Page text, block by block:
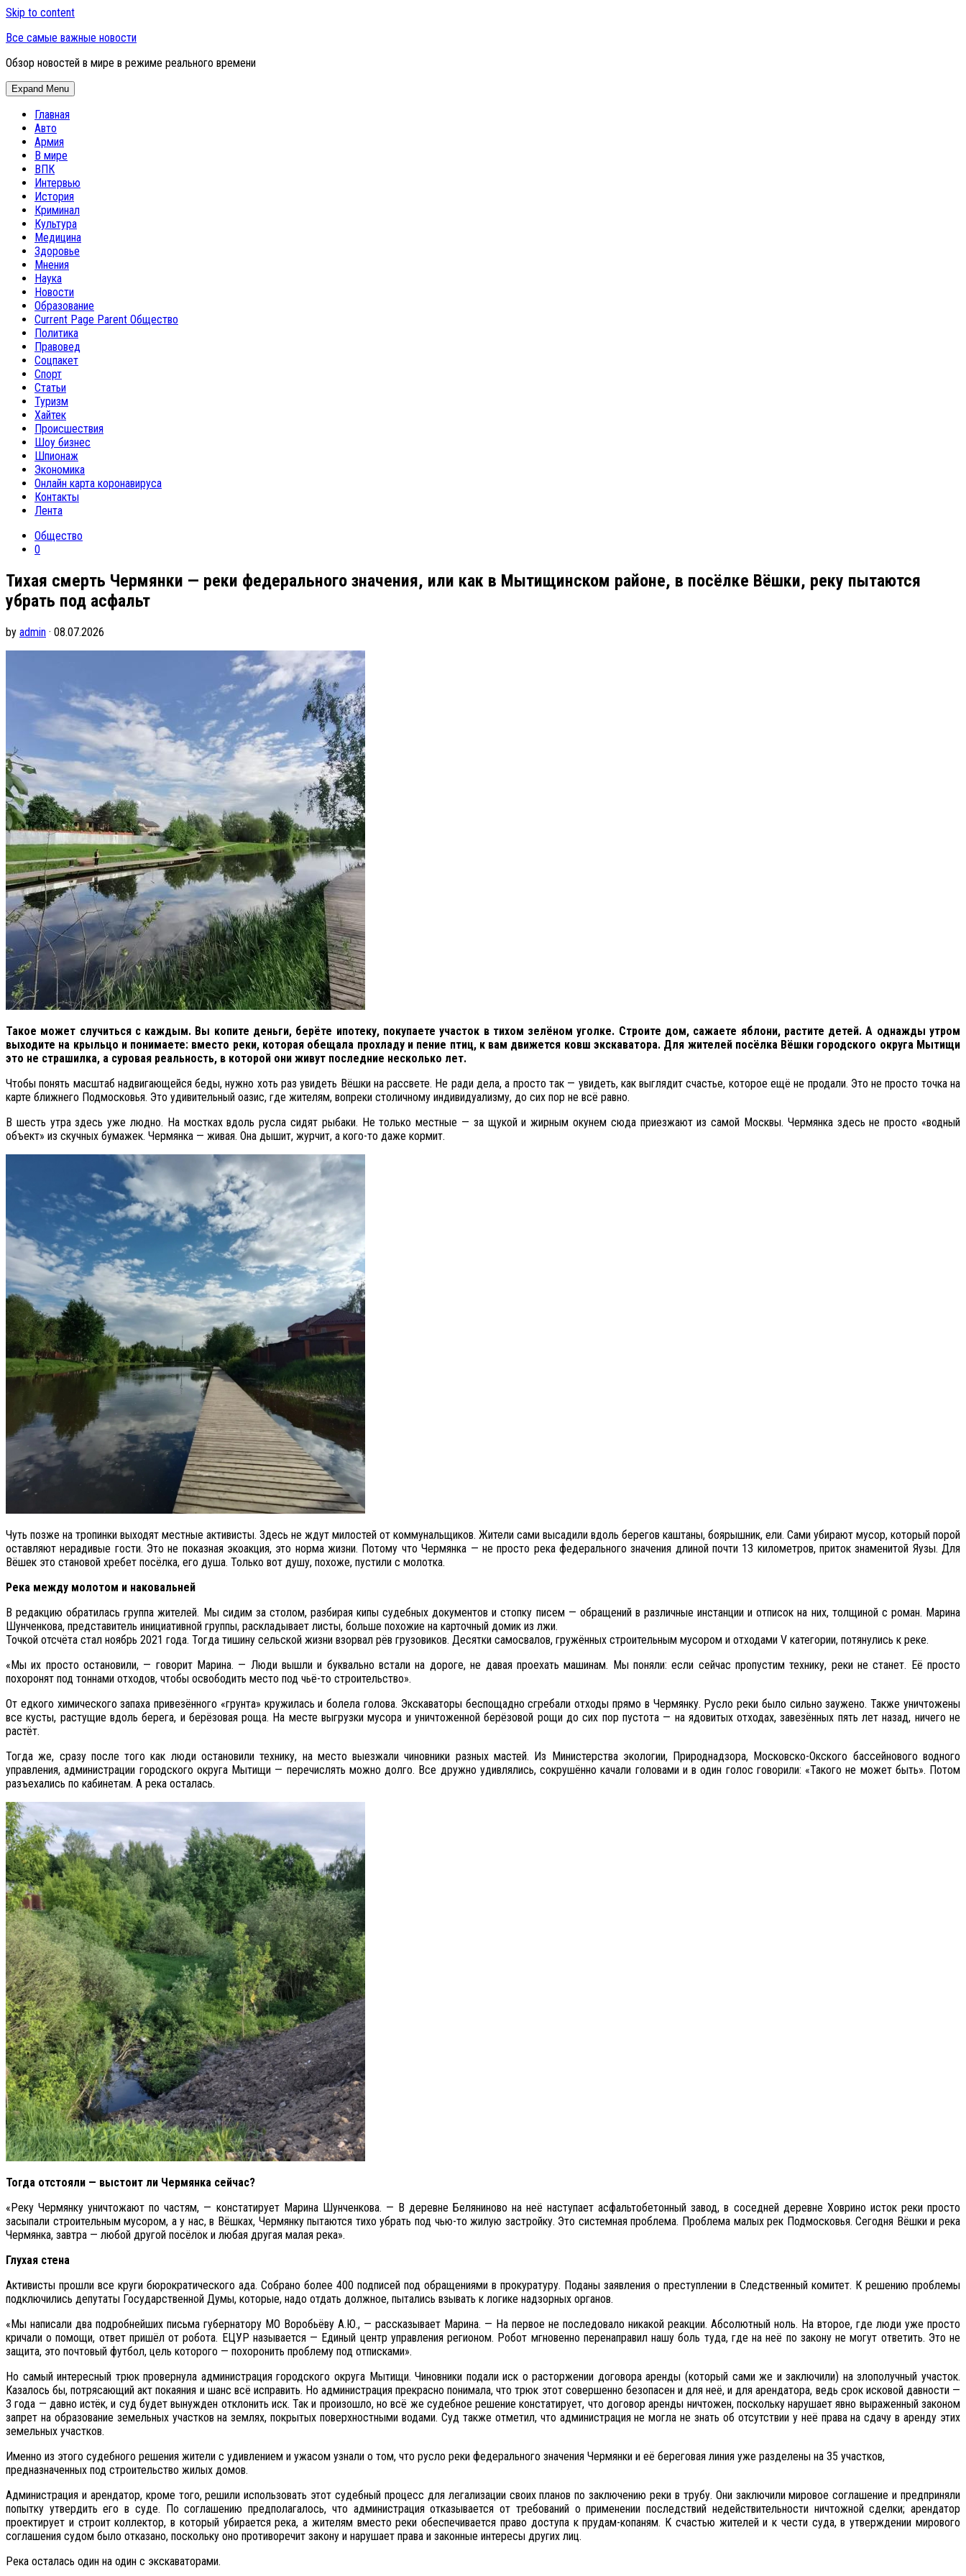
Skip to content
Все самые важные новости
Обзор новостей в мире в режиме реального времени
Expand Menu
Главная
Авто
Армия
В мире
ВПК
Интервью
История
Криминал
Культура
Медицина
Здоровье
Мнения
Наука
Новости
Образование
Current Page Parent Общество
Политика
Правовед
Соцпакет
Спорт
Статьи
Туризм
Хайтек
Происшествия
Шоу бизнес
Шпионаж
Экономика
Онлайн карта коронавируса
Контакты
Лента
Общество
0
Тихая смерть Чермянки — реки федерального значения, или как в Мытищинском районе, в посёлке Вёшки, реку пытаются
убрать под асфальт
by admin · 08.07.2026
Такое может случиться с каждым. Вы копите деньги, берёте ипотеку, покупаете участок в тихом зелёном уголке. Строите дом, сажаете яблони, растите детей. А однажды утром
выходите на крыльцо и понимаете: вместо реки, которая обещала прохладу и пение птиц, к вам движется ковш экскаватора. Для жителей посёлка Вёшки городского округа Мытищи
это не страшилка, а суровая реальность, в которой они живут последние несколько лет.
Чтобы понять масштаб надвигающейся беды, нужно хоть раз увидеть Вёшки на рассвете. Не ради дела, а просто так — увидеть, как выглядит счастье, которое ещё не продали. Это не просто точка на
карте ближнего Подмосковья. Это удивительный оазис, где жителям, вопреки столичному индивидуализму, до сих пор не всё равно.
В шесть утра здесь уже людно. На мостках вдоль русла сидят рыбаки. Не только местные — за щукой и жирным окунем сюда приезжают из самой Москвы. Чермянка здесь не просто «водный
объект» из скучных бумажек. Чермянка — живая. Она дышит, журчит, а кого-то даже кормит.
Чуть позже на тропинки выходят местные активисты. Здесь не ждут милостей от коммунальщиков. Жители сами высадили вдоль берегов каштаны, боярышник, ели. Сами убирают мусор, который порой
оставляют нерадивые гости. Это не показная экоакция, это норма жизни. Потому что Чермянка — не просто река федерального значения длиной почти 13 километров, приток знаменитой Яузы. Для
Вёшек это становой хребет посёлка, его душа. Только вот душу, похоже, пустили с молотка.
Река между молотом и наковальней
В редакцию обратилась группа жителей. Мы сидим за столом, разбирая кипы судебных документов и стопку писем — обращений в различные инстанции и отписок на них, толщиной с роман. Марина
Шунченкова, представитель инициативной группы, раскладывает листы, больше похожие на карточный домик из лжи.
Точкой отсчёта стал ноябрь 2021 года. Тогда тишину сельской жизни взорвал рёв грузовиков. Десятки самосвалов, гружённых строительным мусором и отходами V категории, потянулись к реке.
«Мы их просто остановили, — говорит Марина. — Люди вышли и буквально встали на дороге, не давая проехать машинам. Мы поняли: если сейчас пропустим технику, реки не станет. Её просто
похоронят под тоннами отходов, чтобы освободить место под чьё-то строительство».
От едкого химического запаха привезённого «грунта» кружилась и болела голова. Экскаваторы беспощадно сгребали отходы прямо в Чермянку. Русло реки было сильно заужено. Также уничтожены
все кусты, растущие вдоль берега, и берёзовая роща. На месте выгрузки мусора и уничтоженной берёзовой рощи до сих пор пустота — на ядовитых отходах, завезённых пять лет назад, ничего не
растёт.
Тогда же, сразу после того как люди остановили технику, на место выезжали чиновники разных мастей. Из Министерства экологии, Природнадзора, Московско-Окского бассейнового водного
управления, администрации городского округа Мытищи — перечислять можно долго. Все дружно удивлялись, сокрушённо качали головами и в один голос говорили: «Такого не может быть». Потом
разъехались по кабинетам. А река осталась.
Тогда отстояли — выстоит ли Чермянка сейчас?
«Реку Чермянку уничтожают по частям, — констатирует Марина Шунченкова. — В деревне Беляниново на неё наступает асфальтобетонный завод, в соседней деревне Ховрино исток реки просто
засыпали строительным мусором, а у нас, в Вёшках, Чермянку пытаются тихо убрать под чью-то жилую застройку. Это системная проблема. Проблема малых рек Подмосковья. Сегодня Вёшки и река
Чермянка, завтра — любой другой посёлок и любая другая малая река».
Глухая стена
Активисты прошли все круги бюрократического ада. Собрано более 400 подписей под обращениями в прокуратуру. Поданы заявления о преступлении в Следственный комитет. К решению проблемы
подключились депутаты Государственной Думы, которые, надо отдать должное, пытались взывать к логике надзорных органов.
«Мы написали два подробнейших письма губернатору МО Воробьёву А.Ю., — рассказывает Марина. — На первое не последовало никакой реакции. Абсолютный ноль. На второе, где люди уже просто
кричали о помощи, ответ пришёл от робота. ЕЦУР называется — Единый центр управления регионом. Робот мгновенно перенаправил нашу боль туда, где на неё по закону не могут ответить. Это не
защита, это почтовый футбол, цель которого — похоронить проблему под отписками».
Но самый интересный трюк провернула администрация городского округа Мытищи. Чиновники подали иск о расторжении договора аренды (который сами же и заключили) на злополучный участок.
Казалось бы, потрясающий акт покаяния и шанс всё исправить. Но администрация прекрасно понимала, что трюк этот совершенно безопасен и для неё, и для арендатора, ведь срок исковой давности —
3 года — давно истёк, и суд будет вынужден отклонить иск. Так и произошло, но всё же судебное решение констатирует, что договор аренды ничтожен, поскольку нарушает явно выраженный законом
запрет на образование земельных участков на землях, покрытых поверхностными водами. Суд также отметил, что администрация не могла не знать об отсутствии у неё права на сдачу в аренду этих
земельных участков.
Именно из этого судебного решения жители с удивлением и ужасом узнали о том, что русло реки федерального значения Чермянки и её береговая линия уже разделены на 35 участков,
предназначенных под строительство жилых домов.
Администрация и арендатор, кроме того, решили использовать этот судебный процесс для легализации своих планов по заключению реки в трубу. Они заключили мировое соглашение и предприняли
попытку утвердить его в суде. По соглашению предполагалось, что администрация отказывается от требований о применении последствий недействительности ничтожной сделки; арендатор
проектирует и строит коллектор, в который убирается река, а жителям вместо реки обеспечивается право доступа к прудам-копаням. К счастью жителей и к чести суда, в утверждении мирового
соглашения судом было отказано, поскольку оно противоречит закону и нарушает права и законные интересы других лиц.
Река осталась один на один с экскаваторами.